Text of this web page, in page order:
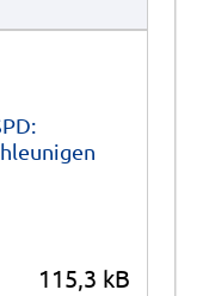
115,3 kB